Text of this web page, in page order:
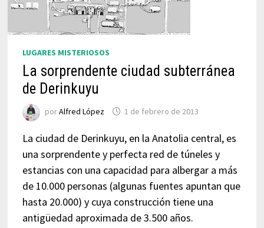
LUGARES MISTERIOSOS
La sorprendente ciudad subterránea
de Derinkuyu
porAlfred López 1 de febrero de 2013
La ciudad de Derinkuyu, en la Anatolia central, es
una sorprendente y perfecta red de túneles y
estancias con una capacidad para albergar a más
de 10.000 personas (algunas fuentes apuntan que
hasta 20.000) y cuya construcción tiene una
antigüedad aproximada de 3.500 años.